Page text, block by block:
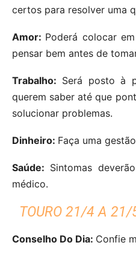
certos para resolver uma
Amor: Poderá colocar
pensar bem antes de
Trabalho: Será posto à
querem saber até que
solucionar problemas.
Dinheiro: Faça uma
Saúde: Sintomas
médico.
TOURO 21/4 A 21/
Conselho Do Dia: Confie